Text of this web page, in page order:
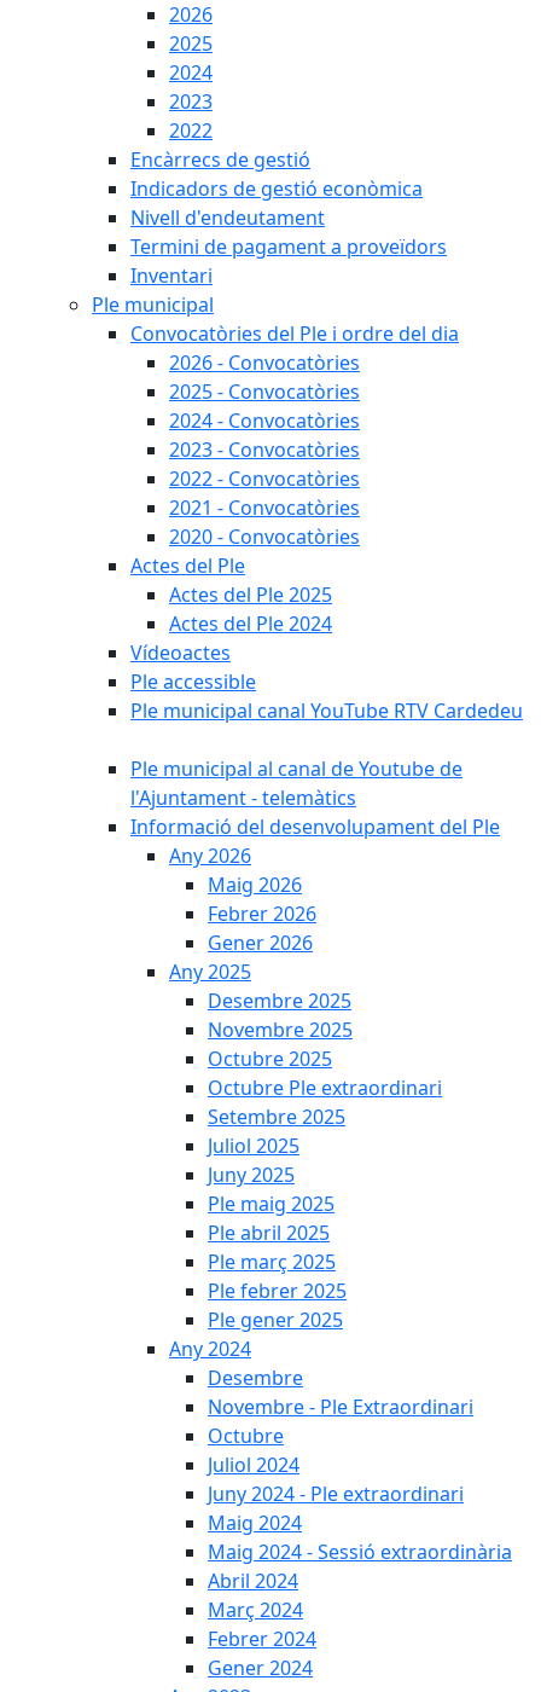
2026
2025
2024
2023
2022
Encàrrecs de gestió
Indicadors de gestió econòmica
Nivell d'endeutament
Termini de pagament a proveïdors
Inventari
Ple municipal
Convocatòries del Ple i ordre del dia
2026 - Convocatòries
2025 - Convocatòries
2024 - Convocatòries
2023 - Convocatòries
2022 - Convocatòries
2021 - Convocatòries
2020 - Convocatòries
Actes del Ple
Actes del Ple 2025
Actes del Ple 2024
Vídeoactes
Ple accessible
Ple municipal canal YouTube RTV Cardedeu
Ple municipal al canal de Youtube de
l'Ajuntament - telemàtics
Informació del desenvolupament del Ple
Any 2026
Maig 2026
Febrer 2026
Gener 2026
Any 2025
Desembre 2025
Novembre 2025
Octubre 2025
Octubre Ple extraordinari
Setembre 2025
Juliol 2025
Juny 2025
Ple maig 2025
Ple abril 2025
Ple març 2025
Ple febrer 2025
Ple gener 2025
Any 2024
Desembre
Novembre - Ple Extraordinari
Octubre
Juliol 2024
Juny 2024 - Ple extraordinari
Maig 2024
Maig 2024 - Sessió extraordinària
Abril 2024
Març 2024
Febrer 2024
Gener 2024